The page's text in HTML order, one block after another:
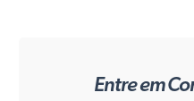
Entre em